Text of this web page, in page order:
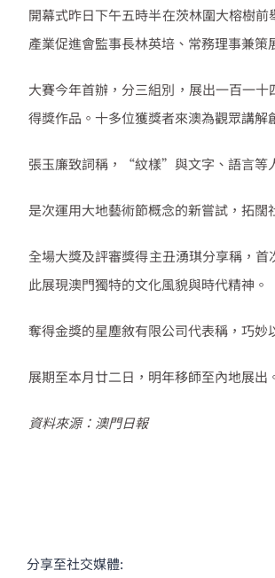
開幕式昨日下午五時半在茨林圍大榕樹
產業促進會監事長林英培、常務理事兼策
大賽今年首辦，分三組別，展出一百一
得獎作品。十多位獲獎者來澳為觀眾講解
張玉廉致詞稱，“紋樣”與文字、語言等
是次運用大地藝術節概念的新嘗試，拓
全場大獎及評審獎得主丑湧琪分享稱，
此展現澳門獨特的文化風貌與時代精神。
奪得金獎的星塵敘有限公司代表稱，巧
展期至本月廿二日，明年移師至內地展出
資料來源：澳門日報
分享至社交媒體: